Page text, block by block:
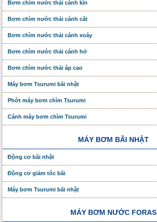
Bơm chìm nước thải cánh kín
Bơm chìm nước thải cánh cắt
Bơm chìm nước thải cánh xoáy
Bơm chìm nước thải cánh hở
Bơm chìm nước thải áp cao
Máy bơm Tsurumi bãi nhật
Phớt máy bơm chìm Tsurumi
Cánh máy bơm chìm Tsurumi
MÁY BƠM BÃI NHẬT
Động cơ bãi nhật
Động cơ giảm tốc bãi
Máy bơm Tsurumi bãi nhật
MÁY BƠM NƯỚC FORAS